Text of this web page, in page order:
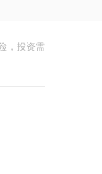
，投资需